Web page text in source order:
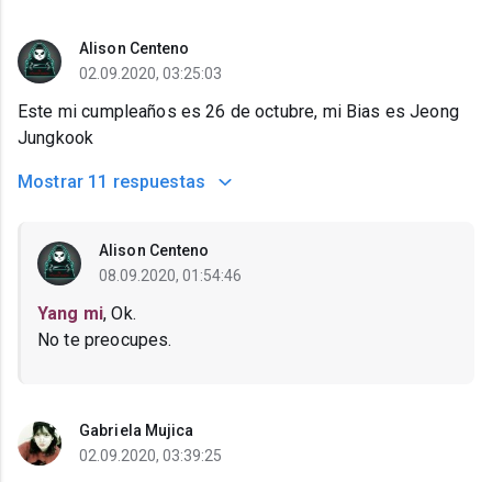
Alison Centeno
02.09.2020, 03:25:03
Este mi cumpleaños es 26 de octubre, mi Bias es Jeong
Jungkook
Mostrar 11 respuestas
Alison Centeno
08.09.2020, 01:54:46
Yang mi, Ok.
No te preocupes.
Gabriela Mujica
02.09.2020, 03:39:25